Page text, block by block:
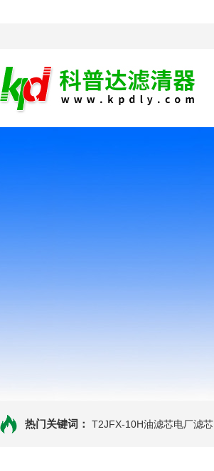
热门关键词： T2JFX-10H油滤芯电厂滤芯